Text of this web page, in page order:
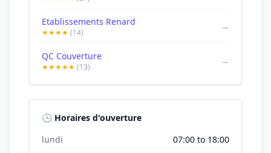
Etablissements Renard
★★★★ (14)
→
QC Couverture
★★★★★ (13)
→
🕒 Horaires d'ouverture
lundi
07:00 to 18:00